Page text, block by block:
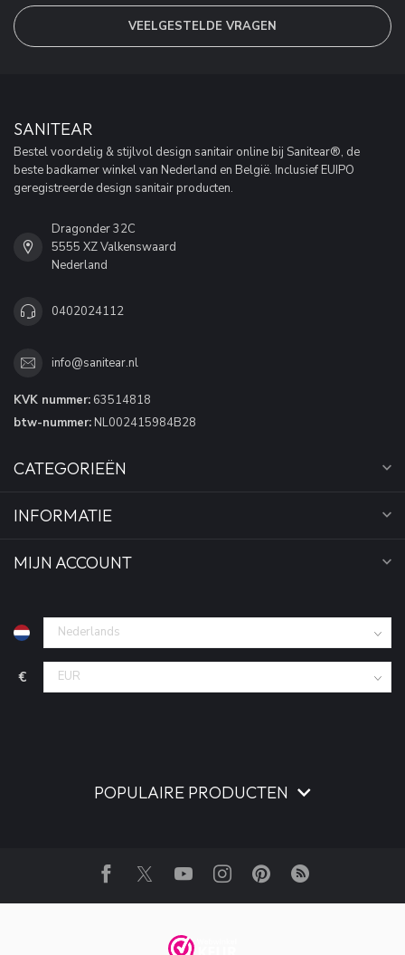
VEELGESTELDE VRAGEN
SANITEAR
Bestel voordelig & stijlvol design sanitair online bij Sanitear®, de
beste badkamer winkel van Nederland en België. Inclusief EUIPO
geregistreerde design sanitair producten.
Dragonder 32C
5555 XZ Valkenswaard
Nederland
0402024112
info@sanitear.nl
KVK nummer: 63514818
btw-nummer: NL002415984B28
CATEGORIEËN
INFORMATIE
MIJN ACCOUNT
€
POPULAIRE PRODUCTEN